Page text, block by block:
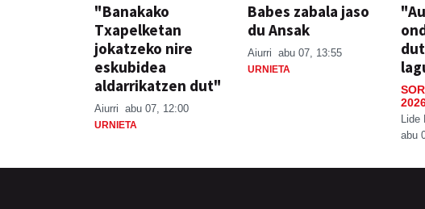
"Banakako
Txapelketan
jokatzeko nire
eskubidea
aldarrikatzen dut"
Aiurri abu 07, 12:00
URNIETA
Babes zabala jaso
du Ansak
Aiurri abu 07, 13:55
URNIETA
Lide
abu